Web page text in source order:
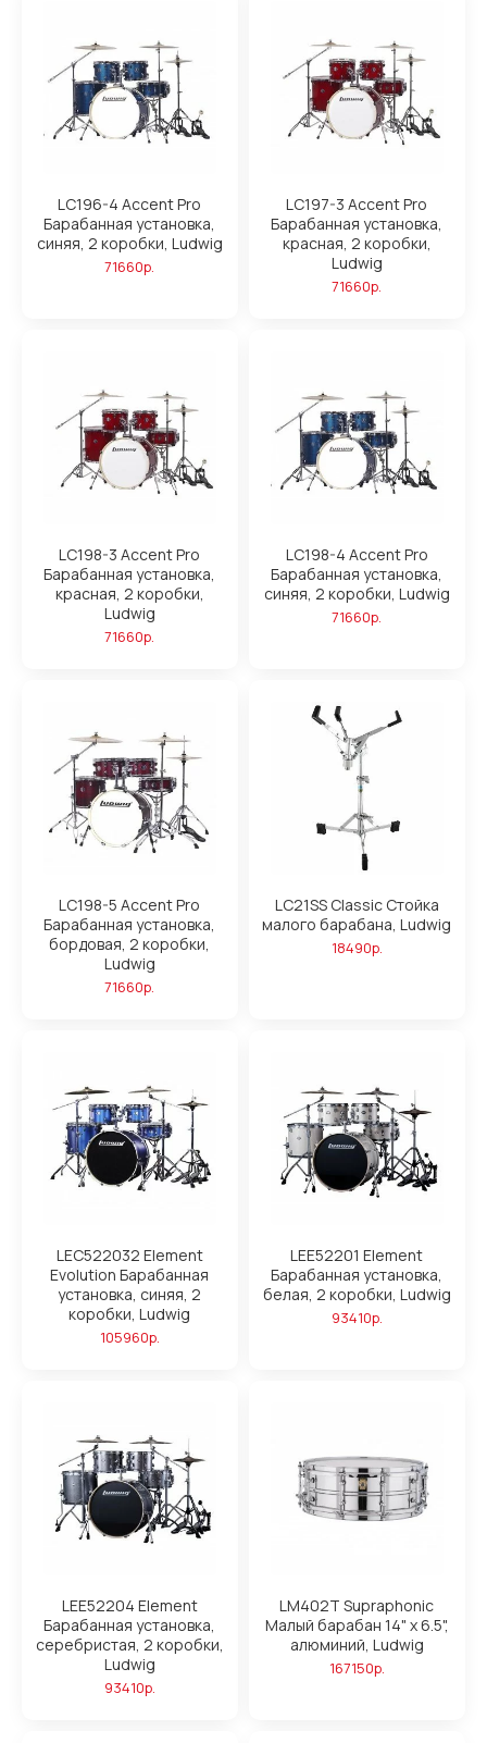
LC196-4 Accent Pro
Барабанная установка,
синяя, 2 коробки, Ludwig
71660р.
LC197-3 Accent Pro
Барабанная установка,
красная, 2 коробки,
Ludwig
71660р.
LC198-3 Accent Pro
Барабанная установка,
красная, 2 коробки,
Ludwig
71660р.
LC198-4 Accent Pro
Барабанная установка,
синяя, 2 коробки, Ludwig
71660р.
LC198-5 Accent Pro
Барабанная установка,
бордовая, 2 коробки,
Ludwig
71660р.
LC21SS Classic Стойка
малого барабана, Ludwig
18490р.
LEC522032 Element
Evolution Барабанная
установка, синяя, 2
коробки, Ludwig
105960р.
LEE52201 Element
Барабанная установка,
белая, 2 коробки, Ludwig
93410р.
LEE52204 Element
Барабанная установка,
серебристая, 2 коробки,
Ludwig
93410р.
LM402T Supraphonic
Малый барабан 14" х 6.5",
алюминий, Ludwig
167150р.